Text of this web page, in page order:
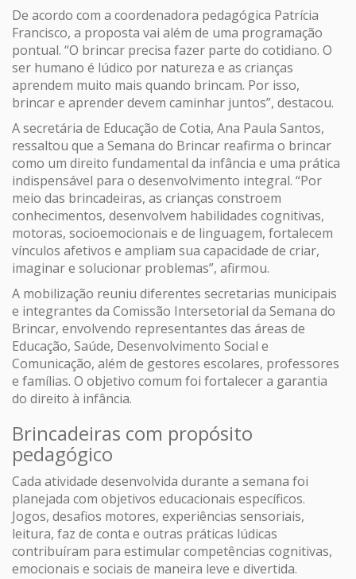
De acordo com a coordenadora pedagógica Patrícia
Francisco, a proposta vai além de uma programação
pontual. “O brincar precisa fazer parte do cotidiano. O
ser humano é lúdico por natureza e as crianças
aprendem muito mais quando brincam. Por isso,
brincar e aprender devem caminhar juntos”, destacou.
A secretária de Educação de Cotia, Ana Paula Santos,
ressaltou que a Semana do Brincar reafirma o brincar
como um direito fundamental da infância e uma prática
indispensável para o desenvolvimento integral. “Por
meio das brincadeiras, as crianças constroem
conhecimentos, desenvolvem habilidades cognitivas,
motoras, socioemocionais e de linguagem, fortalecem
vínculos afetivos e ampliam sua capacidade de criar,
imaginar e solucionar problemas”, afirmou.
A mobilização reuniu diferentes secretarias municipais
e integrantes da Comissão Intersetorial da Semana do
Brincar, envolvendo representantes das áreas de
Educação, Saúde, Desenvolvimento Social e
Comunicação, além de gestores escolares, professores
e famílias. O objetivo comum foi fortalecer a garantia
do direito à infância.
Brincadeiras com propósito
pedagógico
Cada atividade desenvolvida durante a semana foi
planejada com objetivos educacionais específicos.
Jogos, desafios motores, experiências sensoriais,
leitura, faz de conta e outras práticas lúdicas
contribuíram para estimular competências cognitivas,
emocionais e sociais de maneira leve e divertida.